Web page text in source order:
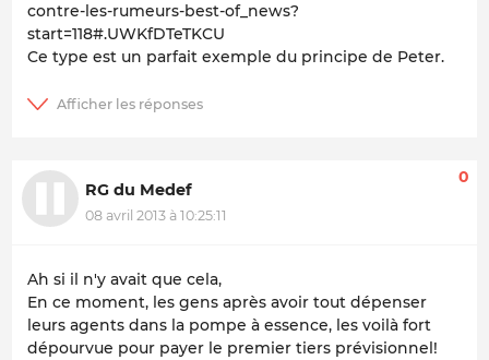
contre-les-rumeurs-best-of_news?
start=118#.UWKfDTeTKCU
Ce type est un parfait exemple du principe de Peter.
RG du Medef
08 avril 2013 à 10:25:11
0
Ah si il n'y avait que cela,
En ce moment, les gens après avoir tout dépenser
leurs agents dans la pompe à essence, les voilà fort
dépourvue pour payer le premier tiers prévisionnel!